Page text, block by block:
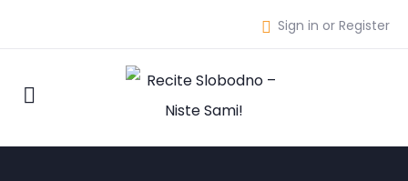
Sign in or Register